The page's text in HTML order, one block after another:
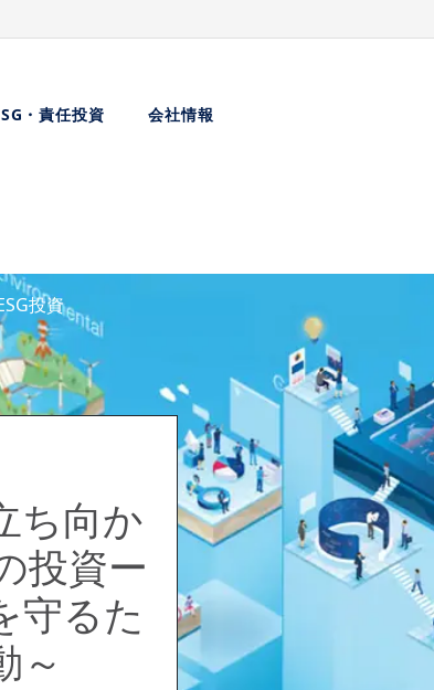
・責任投資 会社情報
投資
ち向か
投資ー
守るた
～